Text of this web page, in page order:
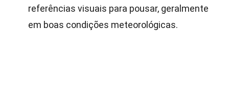
referências visuais para pousar, geralmente
em boas condições meteorológicas.